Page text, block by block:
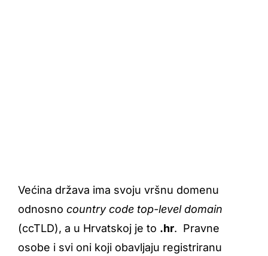
Većina država ima svoju vršnu domenu
odnosno country code top-level domain
(ccTLD), a u Hrvatskoj je to .hr. Pravne
osobe i svi oni koji obavljaju registriranu